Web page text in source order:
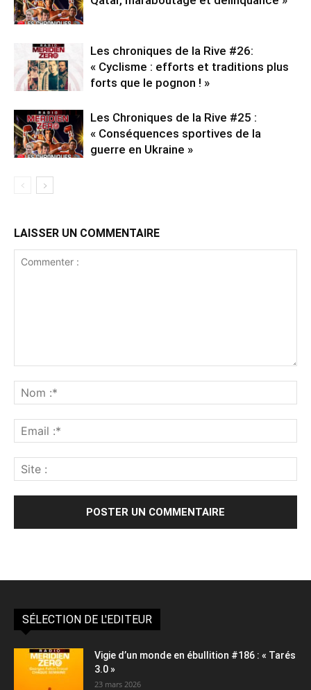
Les chroniques de la Rive #26:
« Cyclisme : efforts et traditions plus
forts que le pognon ! »
Les Chroniques de la Rive #25 :
« Conséquences sportives de la
guerre en Ukraine »
LAISSER UN COMMENTAIRE
SÉLECTION DE L'EDITEUR
Vigie d’un monde en ébullition #186 : « Tarés
3.0 »
23 mars 2026